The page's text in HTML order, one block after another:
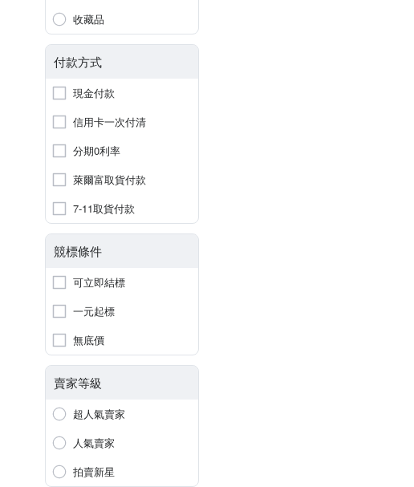
收藏品
付款方式
現金付款
信用卡一次付清
分期0利率
萊爾富取貨付款
7-11取貨付款
競標條件
可立即結標
一元起標
無底價
賣家等級
超人氣賣家
人氣賣家
拍賣新星